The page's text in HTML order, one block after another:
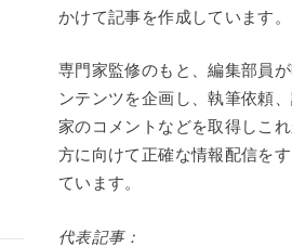
かけて記事を作成しています。
専門家監修のもと、編集部員
ンテンツを企画し、執筆依頼
家のコメントなどを取得しこ
方に向けて正確な情報配信を
ています。
代表記事：